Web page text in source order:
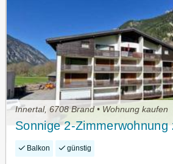
Innertal, 6708 Brand • Wohnung kaufen
Sonnige 2-
Balkon günstig